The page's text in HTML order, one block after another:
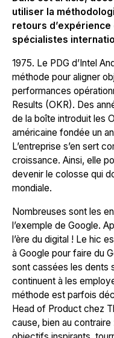
utiliser la
retours
spécialistes
1975. Le PDG d’ Intel
méthode pour aligner
performances
Results (OKR). Des
de la boîte introduit les
américaine fondée un
L’entreprise s’en sert
croissance. Ainsi, elle
devenir le colosse qui
mondiale.
Nombreuses sont les
l’exemple de Google.
l’ère du digital ! Le hic
à Google pour faire du
sont cassées les dents
continuent à les
méthode est parfois
Head of Product chez
cause, bien au contraire